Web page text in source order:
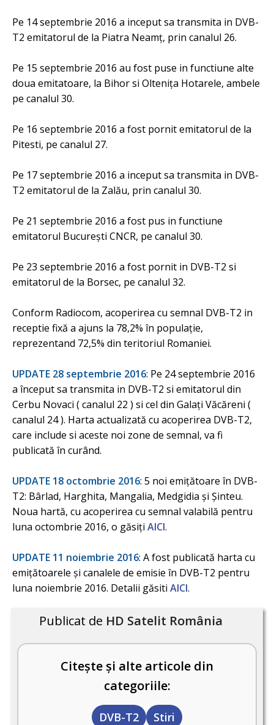
Pe 14 septembrie 2016 a inceput sa transmita in DVB-
T2 emitatorul de la Piatra Neamţ, prin canalul 26.
Pe 15 septembrie 2016 au fost puse in functiune alte
doua emitatoare, la Bihor si Olteniţa Hotarele, ambele
pe canalul 30.
Pe 16 septembrie 2016 a fost pornit emitatorul de la
Pitesti, pe canalul 27.
Pe 17 septembrie 2016 a inceput sa transmita in DVB-
T2 emitatorul de la Zalău, prin canalul 30.
Pe 21 septembrie 2016 a fost pus in functiune
emitatorul Bucureşti CNCR, pe canalul 30.
Pe 23 septembrie 2016 a fost pornit in DVB-T2 si
emitatorul de la Borsec, pe canalul 32.
Conform Radiocom, acoperirea cu semnal DVB-T2 in
receptie fixă a ajuns la 78,2% în populație,
reprezentand 72,5% din teritoriul Romaniei.
UPDATE 28 septembrie 2016: Pe 24 septembrie 2016
a început sa transmita in DVB-T2 si emitatorul din
Cerbu Novaci ( canalul 22 ) si cel din Galaţi Văcăreni (
canalul 24 ). Harta actualizată cu acoperirea DVB-T2,
care include si aceste noi zone de semnal, va fi
publicată în curând.
UPDATE 18 octombrie 2016: 5 noi emițătoare în DVB-
T2: Bârlad, Harghita, Mangalia, Medgidia și Șinteu.
Noua hartă, cu acoperirea cu semnal valabilă pentru
luna octombrie 2016, o găsiți AICI.
UPDATE 11 noiembrie 2016: A fost publicată harta cu
emițătoarele și canalele de emisie în DVB-T2 pentru
luna noiembrie 2016. Detalii găsiti AICI.
Publicat de HD Satelit România
Citește și alte articole din
categoriile:
DVB-T2 Stiri